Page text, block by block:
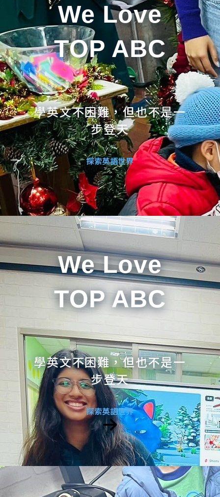
We Love
TOP ABC
學英文不困難，但也不是一
步登天
探索英語世界
We Love
TOP ABC
學英文不困難，但也不是一
步登天
探索英語世界